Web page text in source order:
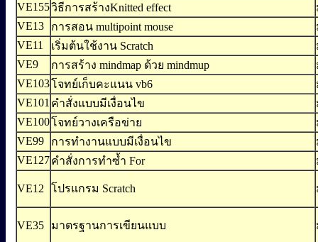
VE155วิธีการสร้างKnitted effect
VE13
การสอน multipoint mouse
VE11
เริ่มต้นใช้งาน Scratch
VE9
การสร้าง mindmap ด้วย mindmup
VE103โจทย์เก็บคะแนน vb6
VE101 คำสั่งแบบมีเงื่อนไข
VE100โจทย์วางเครือข่าย
VE99
การทำงานแบบมีเงื่อนไข
VE127คำสั่งการทำซ้ำ For
VE12 โปรแกรม Scratch
VE35 มาตรฐานการเขียนแบบ